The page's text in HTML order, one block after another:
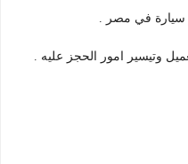
سيارة في مصر .
وتيسير امور الحجز عليه .